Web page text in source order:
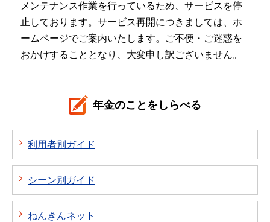
メンテナンス作業を行っているため、サービスを停
止しております。サービス再開につきましては、ホ
ームページでご案内いたします。ご不便・ご迷惑を
おかけすることとなり、大変申し訳ございません。
年金のことをしらべる
利用者別ガイド
シーン別ガイド
ねんきんネット